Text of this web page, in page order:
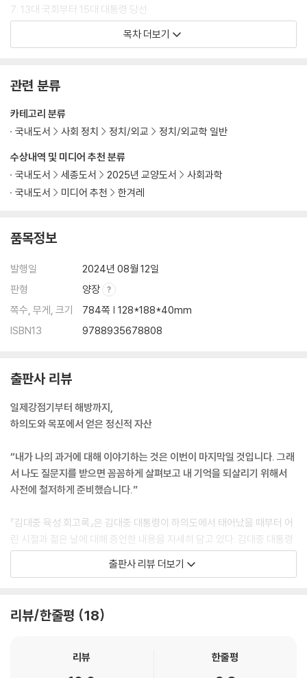
려 있다. 김대중 대통령의 육성이 담긴 QR코드를 넣어 김대중 대통령의 음
성을 언제든 들을 수 있는 것도 이 책의 큰 장점이다. 『김대중 육성 회고록』
은 철저하게 준비하는 큰 정치가의 소명의식과 더불어 ‘서생적 문제의
를 사는 동시대인들에겐 감동이고 축제 같은 것이다. 그는 사형선고를 내
리는 신군부의 온갖 유혹을 뿌리친다. 지지를 보내는 국민을 결코 배신하
감동을 불러일으킨다. 결국 세계의 양심은 그에게 노벨평화상을 수여한다.
한반도 평화를 구현하는 전략의 일환으로 역사상 최초의 남북 정상회담을
성사시킨다.
치상황에서 『김대중 육성 회고록』은 새로운 정치를 발전시키는 나침반이
십과 평화정책, 인권정책, 복지정책에 대한 그의 사상과 전략이 살아 숨쉬
고 있다. 이를 통해서 얻을 수 있는 그의 정치적 지혜와 전략전술 그리고 국
정운영 철학과 실천은 오늘날의 어두운 정치현실을 타개해나갈 수 있는 길
7. 13대 국회부터 15대 대통령 당선
8. 한국경제의 위기 극복과 새로운 도약
12. 후배 정치인들에게 드리고 싶은 말
감사의 말씀 | 김홍업ㆍ김성재
한국 정치의 나침반이자 항해도 | 류상영ㆍ장신기ㆍ박명림
김대중 대통령 연보
김대중 대통령 육성 연설 QR코드 목록
목차 더보기
관련 분류
수상내역 및 미디어 추천 분류
국내도서
세종도서 2025년 교양도서
사회과학
국내도서
미디어 추천 한겨레
카테고리 분류
국내도서
사회 정치 정치/외교 정치/외교학 일반
품목정보
발행일
2024년 08월 12일
판형
양장
쪽수, 무게, 크기
784쪽 | 128*188*40mm
ISBN13
9788935678808
출판사 리뷰
일제강점기부터 해방까지,
하의도와 목포에서 얻은 정신적 자산
“내가 나의 과거에 대해 이야기하는 것은 이번이 마지막일 것입니다. 그래
서 나도 질문지를 받으면 꼼꼼하게 살펴보고 내 기억을 되살리기 위해서
사전에 철저하게 준비했습니다.”
『김대중 육성 회고록』은 김대중 대통령이 하의도에서 태어났을 때부터 어
린 시절과 젊은 날에 대해 증언한 내용을 자세히 담고 있다. 김대중 대통령
이 태어난 당시 하의도는 농지 대부분이 기존 지주들의 탐욕에 의해서 결
국 일본인들에게 소유권이 넘어간 상태였고 농민들이 소유권을 주장하며
김대중 대통령은 정치면을 열심히 읽는 어린 시절을 보냈다.
하의도에서 보통학교를 다니던 김대중 대통령은 공부를 위해 목포로 이사
출판사 리뷰 더보기
리뷰/한줄평 18
리뷰 한줄평